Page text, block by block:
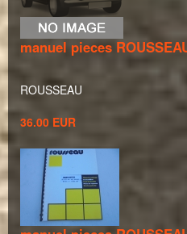
manuel pieces
ROUSSEAU
36.00 EUR